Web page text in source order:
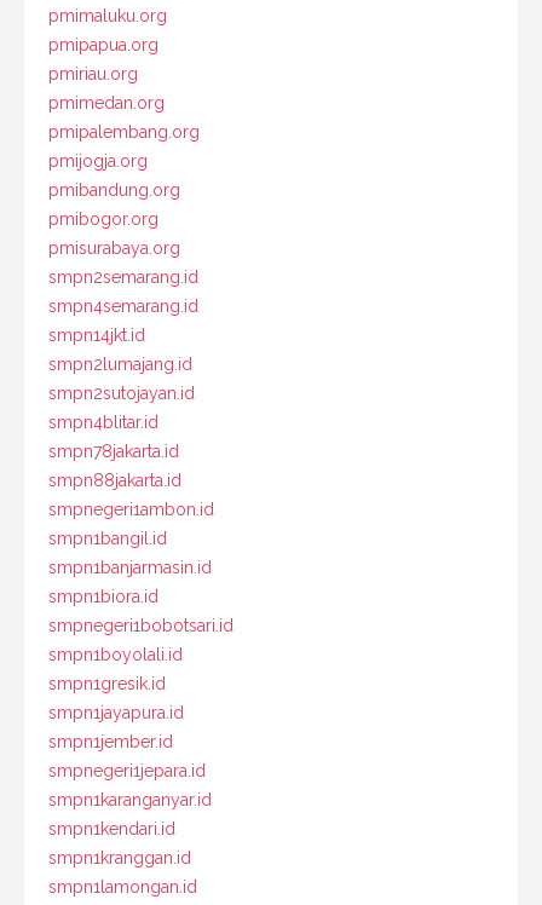
pmimaluku.org
pmipapua.org
pmiriau.org
pmimedan.org
pmipalembang.org
pmijogja.org
pmibandung.org
pmibogor.org
pmisurabaya.org
smpn2semarang.id
smpn4semarang.id
smpn14jkt.id
smpn2lumajang.id
smpn2sutojayan.id
smpn4blitar.id
smpn78jakarta.id
smpn88jakarta.id
smpnegeri1ambon.id
smpn1bangil.id
smpn1banjarmasin.id
smpn1biora.id
smpnegeri1bobotsari.id
smpn1boyolali.id
smpn1gresik.id
smpn1jayapura.id
smpn1jember.id
smpnegeri1jepara.id
smpn1karanganyar.id
smpn1kendari.id
smpn1kranggan.id
smpn1lamongan.id